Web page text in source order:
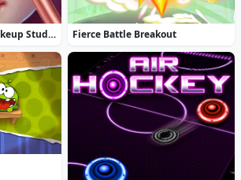
ASMR Makeover & Makeup Studio Fierce Battle Breakout